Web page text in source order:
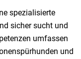
spezialisierte
sicher sucht und
umfassen
und